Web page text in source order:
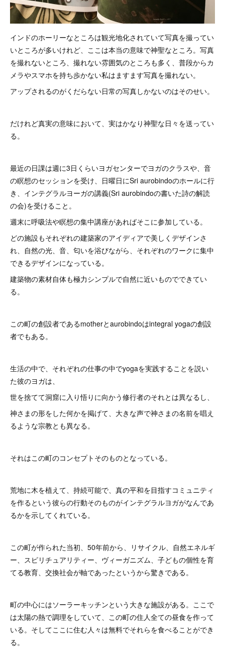
インドのホーリーなところは観光地化されていて写真を撮ってい
いところが多いけれど、ここは本当の意味で神聖なところ。写真
を撮れないところ、撮れない雰囲気のところも多く、普段からカ
メラやスマホを持ち歩かない私はますます写真を撮れない。
アップされるのがくだらない日常の写真しかないのはそのせい。
だけれど真実の意味において、実はかなり神聖な日々を送ってい
る。
最近の日課は週に3日くらいヨガセンターでヨガのクラスや、音
の瞑想のセッションを受け、日曜日にSri aurobindoのホールに行
き、インテグラルヨーガの講義(Sri aurobindoの書いた詩の解読
の会)を受けること。
週末に呼吸法や瞑想の集中講座があればそこに参加している。
どの施設もそれぞれの建築家のアイディアで美しくデザインさ
れ、自然の光、音、匂いを浴びながら、それぞれのワークに集中
できるデザインになっている。
建築物の素材自体も極力シンプルで自然に近いものでできてい
る。
この町の創設者であるmotherとaurobindoはintegral yogaの創設
者でもある。
生活の中で、それぞれの仕事の中でyogaを実践することを説い
た彼のヨガは、
世を捨てて洞窟に入り悟りに向かう修行者のそれとは異なるし、
神さまの形をした何かを掲げて、大きな声で神さまの名前を唱え
るような宗教とも異なる。
それはこの町のコンセプトそのものとなっている。
荒地に木を植えて、持続可能で、真の平和を目指すコミュニティ
を作るという彼らの行動そのものがインテグラルヨガがなんであ
るかを示してくれている。
この町が作られた当初、50年前から、リサイクル、自然エネルギ
ー、スピリチュアリティー、ヴィーガニズム、子どもの個性を育
てる教育、交換社会が軸であったというから驚きである。
町の中心にはソーラーキッチンという大きな施設がある。ここで
は太陽の熱で調理をしていて、この町の住人全ての昼食を作って
いる。そしてここに住む人々は無料でそれらを食べることができ
る。